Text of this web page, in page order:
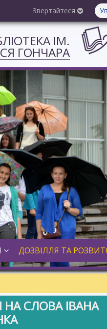
Звертайтеся
ІМ.
ГОНЧАРА
ДОЗВІЛЛЯ ТА
НА СЛОВА ІВАНА